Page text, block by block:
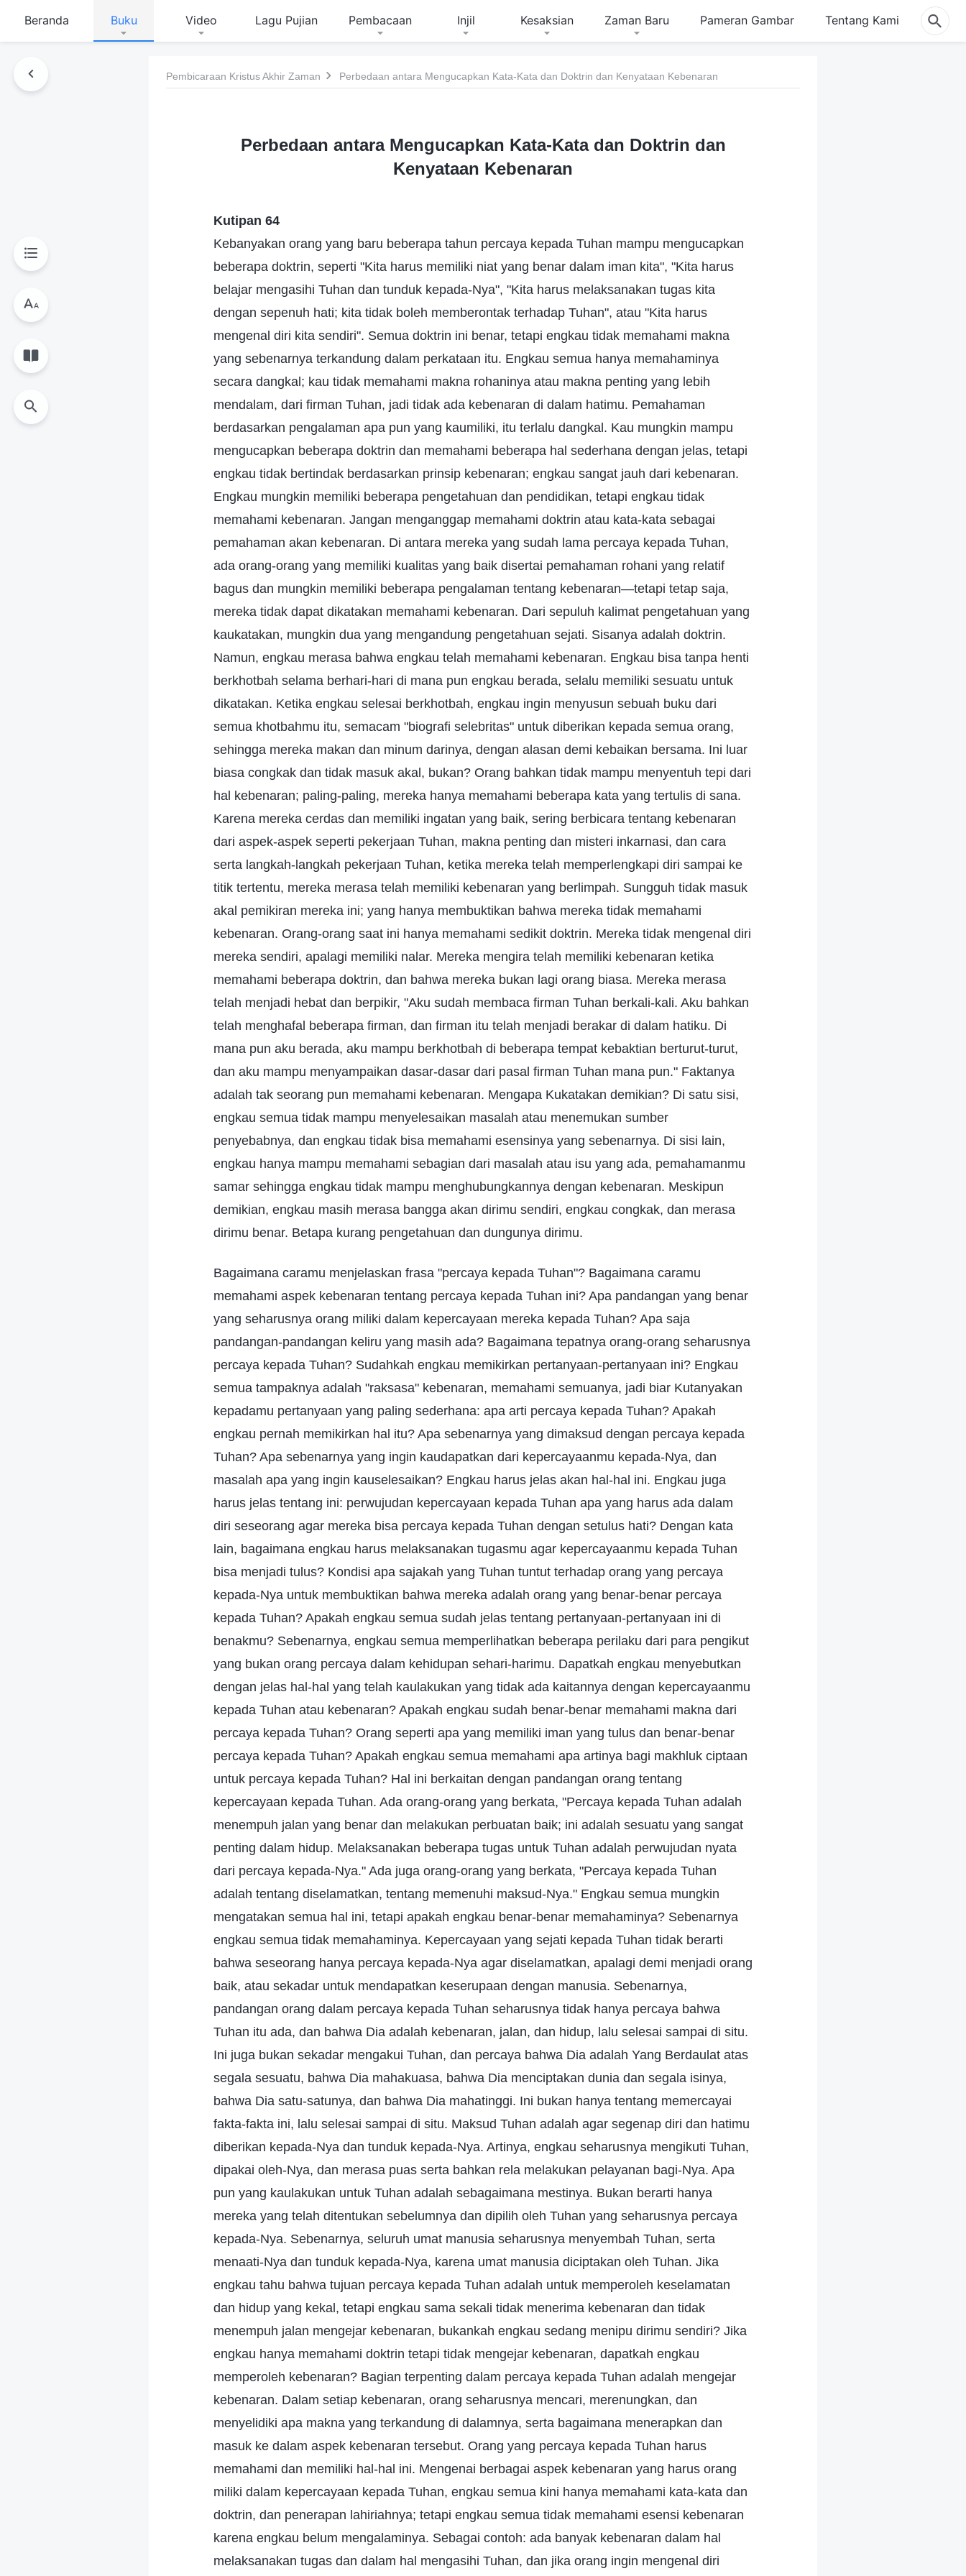
Beranda Buku Video Lagu Pujian Pembacaan Injil Kesaksian Zaman Baru Pameran Gambar Tentang Kami
Pembicaraan Kristus Akhir Zaman Perbedaan antara Mengucapkan Kata-Kata dan Doktrin dan Kenyataan Kebenaran
Perbedaan antara Mengucapkan Kata-Kata dan Doktrin dan
Kenyataan Kebenaran
Kutipan 64
Kebanyakan orang yang baru beberapa tahun percaya kepada Tuhan mampu mengucapkan
beberapa doktrin, seperti "Kita harus memiliki niat yang benar dalam iman kita", "Kita harus
belajar mengasihi Tuhan dan tunduk kepada-Nya", "Kita harus melaksanakan tugas kita
dengan sepenuh hati; kita tidak boleh memberontak terhadap Tuhan", atau "Kita harus
mengenal diri kita sendiri". Semua doktrin ini benar, tetapi engkau tidak memahami makna
yang sebenarnya terkandung dalam perkataan itu. Engkau semua hanya memahaminya
secara dangkal; kau tidak memahami makna rohaninya atau makna penting yang lebih
mendalam, dari firman Tuhan, jadi tidak ada kebenaran di dalam hatimu. Pemahaman
berdasarkan pengalaman apa pun yang kaumiliki, itu terlalu dangkal. Kau mungkin mampu
mengucapkan beberapa doktrin dan memahami beberapa hal sederhana dengan jelas, tetapi
engkau tidak bertindak berdasarkan prinsip kebenaran; engkau sangat jauh dari kebenaran.
Engkau mungkin memiliki beberapa pengetahuan dan pendidikan, tetapi engkau tidak
memahami kebenaran. Jangan menganggap memahami doktrin atau kata-kata sebagai
pemahaman akan kebenaran. Di antara mereka yang sudah lama percaya kepada Tuhan,
ada orang-orang yang memiliki kualitas yang baik disertai pemahaman rohani yang relatif
bagus dan mungkin memiliki beberapa pengalaman tentang kebenaran—tetapi tetap saja,
mereka tidak dapat dikatakan memahami kebenaran. Dari sepuluh kalimat pengetahuan yang
kaukatakan, mungkin dua yang mengandung pengetahuan sejati. Sisanya adalah doktrin.
Namun, engkau merasa bahwa engkau telah memahami kebenaran. Engkau bisa tanpa henti
berkhotbah selama berhari-hari di mana pun engkau berada, selalu memiliki sesuatu untuk
dikatakan. Ketika engkau selesai berkhotbah, engkau ingin menyusun sebuah buku dari
semua khotbahmu itu, semacam "biografi selebritas" untuk diberikan kepada semua orang,
sehingga mereka makan dan minum darinya, dengan alasan demi kebaikan bersama. Ini luar
biasa congkak dan tidak masuk akal, bukan? Orang bahkan tidak mampu menyentuh tepi dari
hal kebenaran; paling-paling, mereka hanya memahami beberapa kata yang tertulis di sana.
Karena mereka cerdas dan memiliki ingatan yang baik, sering berbicara tentang kebenaran
dari aspek-aspek seperti pekerjaan Tuhan, makna penting dan misteri inkarnasi, dan cara
serta langkah-langkah pekerjaan Tuhan, ketika mereka telah memperlengkapi diri sampai ke
titik tertentu, mereka merasa telah memiliki kebenaran yang berlimpah. Sungguh tidak masuk
akal pemikiran mereka ini; yang hanya membuktikan bahwa mereka tidak memahami
kebenaran. Orang-orang saat ini hanya memahami sedikit doktrin. Mereka tidak mengenal diri
mereka sendiri, apalagi memiliki nalar. Mereka mengira telah memiliki kebenaran ketika
memahami beberapa doktrin, dan bahwa mereka bukan lagi orang biasa. Mereka merasa
telah menjadi hebat dan berpikir, "Aku sudah membaca firman Tuhan berkali-kali. Aku bahkan
telah menghafal beberapa firman, dan firman itu telah menjadi berakar di dalam hatiku. Di
mana pun aku berada, aku mampu berkhotbah di beberapa tempat kebaktian berturut-turut,
dan aku mampu menyampaikan dasar-dasar dari pasal firman Tuhan mana pun." Faktanya
adalah tak seorang pun memahami kebenaran. Mengapa Kukatakan demikian? Di satu sisi,
engkau semua tidak mampu menyelesaikan masalah atau menemukan sumber
penyebabnya, dan engkau tidak bisa memahami esensinya yang sebenarnya. Di sisi lain,
engkau hanya mampu memahami sebagian dari masalah atau isu yang ada, pemahamanmu
samar sehingga engkau tidak mampu menghubungkannya dengan kebenaran. Meskipun
demikian, engkau masih merasa bangga akan dirimu sendiri, engkau congkak, dan merasa
dirimu benar. Betapa kurang pengetahuan dan dungunya dirimu.
Bagaimana caramu menjelaskan frasa "percaya kepada Tuhan"? Bagaimana caramu
memahami aspek kebenaran tentang percaya kepada Tuhan ini? Apa pandangan yang benar
yang seharusnya orang miliki dalam kepercayaan mereka kepada Tuhan? Apa saja
pandangan-pandangan keliru yang masih ada? Bagaimana tepatnya orang-orang seharusnya
percaya kepada Tuhan? Sudahkah engkau memikirkan pertanyaan-pertanyaan ini? Engkau
semua tampaknya adalah "raksasa" kebenaran, memahami semuanya, jadi biar Kutanyakan
kepadamu pertanyaan yang paling sederhana: apa arti percaya kepada Tuhan? Apakah
engkau pernah memikirkan hal itu? Apa sebenarnya yang dimaksud dengan percaya kepada
Tuhan? Apa sebenarnya yang ingin kaudapatkan dari kepercayaanmu kepada-Nya, dan
masalah apa yang ingin kauselesaikan? Engkau harus jelas akan hal-hal ini. Engkau juga
harus jelas tentang ini: perwujudan kepercayaan kepada Tuhan apa yang harus ada dalam
diri seseorang agar mereka bisa percaya kepada Tuhan dengan setulus hati? Dengan kata
lain, bagaimana engkau harus melaksanakan tugasmu agar kepercayaanmu kepada Tuhan
bisa menjadi tulus? Kondisi apa sajakah yang Tuhan tuntut terhadap orang yang percaya
kepada-Nya untuk membuktikan bahwa mereka adalah orang yang benar-benar percaya
kepada Tuhan? Apakah engkau semua sudah jelas tentang pertanyaan-pertanyaan ini di
benakmu? Sebenarnya, engkau semua memperlihatkan beberapa perilaku dari para pengikut
yang bukan orang percaya dalam kehidupan sehari-harimu. Dapatkah engkau menyebutkan
dengan jelas hal-hal yang telah kaulakukan yang tidak ada kaitannya dengan kepercayaanmu
kepada Tuhan atau kebenaran? Apakah engkau sudah benar-benar memahami makna dari
percaya kepada Tuhan? Orang seperti apa yang memiliki iman yang tulus dan benar-benar
percaya kepada Tuhan? Apakah engkau semua memahami apa artinya bagi makhluk ciptaan
untuk percaya kepada Tuhan? Hal ini berkaitan dengan pandangan orang tentang
kepercayaan kepada Tuhan. Ada orang-orang yang berkata, "Percaya kepada Tuhan adalah
menempuh jalan yang benar dan melakukan perbuatan baik; ini adalah sesuatu yang sangat
penting dalam hidup. Melaksanakan beberapa tugas untuk Tuhan adalah perwujudan nyata
dari percaya kepada-Nya." Ada juga orang-orang yang berkata, "Percaya kepada Tuhan
adalah tentang diselamatkan, tentang memenuhi maksud-Nya." Engkau semua mungkin
mengatakan semua hal ini, tetapi apakah engkau benar-benar memahaminya? Sebenarnya
engkau semua tidak memahaminya. Kepercayaan yang sejati kepada Tuhan tidak berarti
bahwa seseorang hanya percaya kepada-Nya agar diselamatkan, apalagi demi menjadi orang
baik, atau sekadar untuk mendapatkan keserupaan dengan manusia. Sebenarnya,
pandangan orang dalam percaya kepada Tuhan seharusnya tidak hanya percaya bahwa
Tuhan itu ada, dan bahwa Dia adalah kebenaran, jalan, dan hidup, lalu selesai sampai di situ.
Ini juga bukan sekadar mengakui Tuhan, dan percaya bahwa Dia adalah Yang Berdaulat atas
segala sesuatu, bahwa Dia mahakuasa, bahwa Dia menciptakan dunia dan segala isinya,
bahwa Dia satu-satunya, dan bahwa Dia mahatinggi. Ini bukan hanya tentang memercayai
fakta-fakta ini, lalu selesai sampai di situ. Maksud Tuhan adalah agar segenap diri dan hatimu
diberikan kepada-Nya dan tunduk kepada-Nya. Artinya, engkau seharusnya mengikuti Tuhan,
dipakai oleh-Nya, dan merasa puas serta bahkan rela melakukan pelayanan bagi-Nya. Apa
pun yang kaulakukan untuk Tuhan adalah sebagaimana mestinya. Bukan berarti hanya
mereka yang telah ditentukan sebelumnya dan dipilih oleh Tuhan yang seharusnya percaya
kepada-Nya. Sebenarnya, seluruh umat manusia seharusnya menyembah Tuhan, serta
menaati-Nya dan tunduk kepada-Nya, karena umat manusia diciptakan oleh Tuhan. Jika
engkau tahu bahwa tujuan percaya kepada Tuhan adalah untuk memperoleh keselamatan
dan hidup yang kekal, tetapi engkau sama sekali tidak menerima kebenaran dan tidak
menempuh jalan mengejar kebenaran, bukankah engkau sedang menipu dirimu sendiri? Jika
engkau hanya memahami doktrin tetapi tidak mengejar kebenaran, dapatkah engkau
memperoleh kebenaran? Bagian terpenting dalam percaya kepada Tuhan adalah mengejar
kebenaran. Dalam setiap kebenaran, orang seharusnya mencari, merenungkan, dan
menyelidiki apa makna yang terkandung di dalamnya, serta bagaimana menerapkan dan
masuk ke dalam aspek kebenaran tersebut. Orang yang percaya kepada Tuhan harus
memahami dan memiliki hal-hal ini. Mengenai berbagai aspek kebenaran yang harus orang
miliki dalam kepercayaan kepada Tuhan, engkau semua kini hanya memahami kata-kata dan
doktrin, dan penerapan lahiriahnya; tetapi engkau semua tidak memahami esensi kebenaran
karena engkau belum mengalaminya. Sebagai contoh: ada banyak kebenaran dalam hal
melaksanakan tugas dan dalam hal mengasihi Tuhan, dan jika orang ingin mengenal diri